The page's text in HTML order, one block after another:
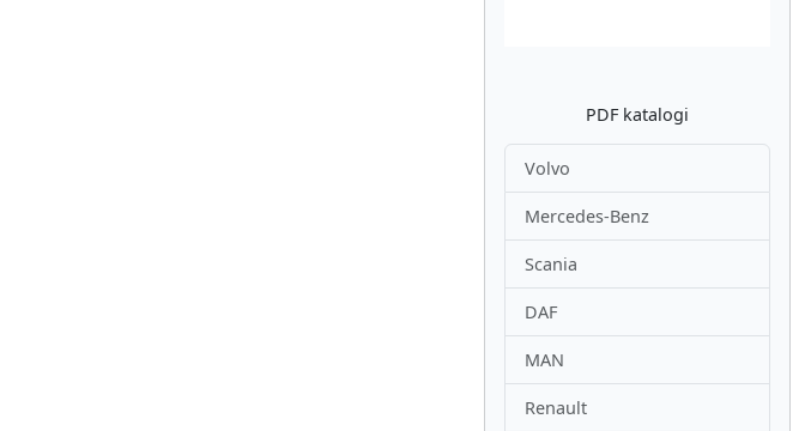
PDF katalogi
Volvo
Mercedes-Benz
Scania
DAF
MAN
Renault